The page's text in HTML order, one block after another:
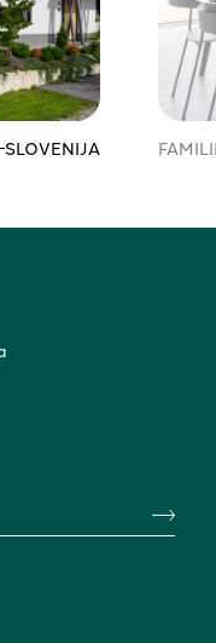
SLOVENIJA